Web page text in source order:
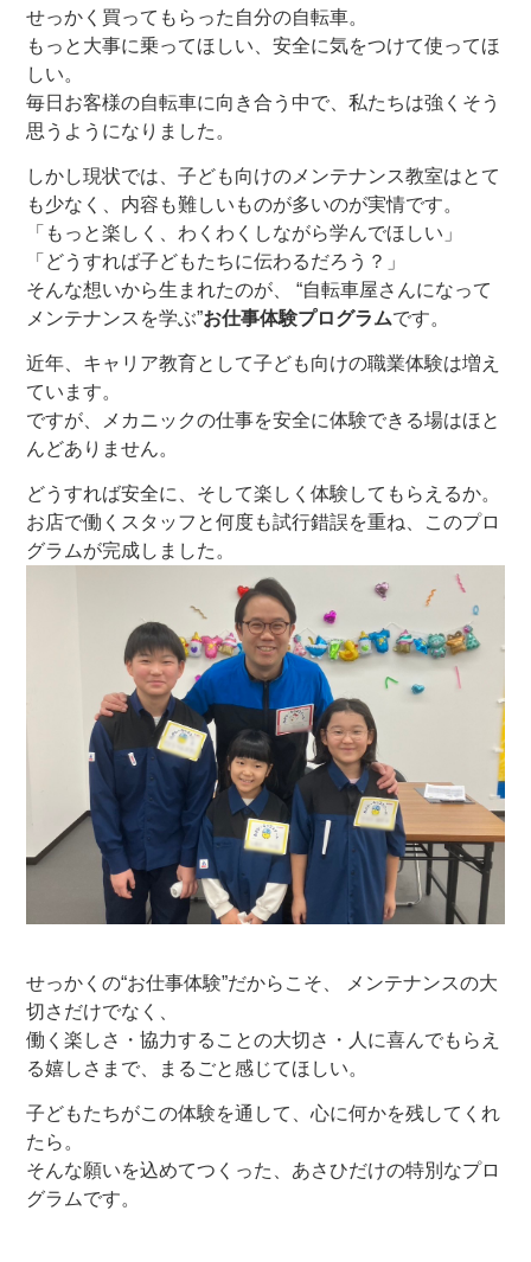
サイクルベースあさひのボディ洗車サービス
法人・団体様向けまとめ買いサービス
サイクルポーター出張修理・お届けサービス
おすすめ自転車保険
パーツ3980円以上お買い上げで送料無料
サイクルベースあさひ公式アプリ
ネットで注文、お店で受取り
アウトレット
自転車修理工賃
サイクルパートナー
安心・安全 あさひの自転車点検サービス
ネット通販サイトと店舗の違いをご紹介
店舗について
店舗検索
お知らせ
せっかく買ってもらった自分の自転車。
もっと大事に乗ってほしい、安全に気をつけて使ってほ
しい。
毎日お客様の自転車に向き合う中で、私たちは強くそう
思うようになりました。
しかし現状では、子ども向けのメンテナンス教室はとて
も少なく、内容も難しいものが多いのが実情です。
「もっと楽しく、わくわくしながら学んでほしい」
「どうすれば子どもたちに伝わるだろう？」
そんな想いから生まれたのが、“自転車屋さんになって
メンテナンスを学ぶ”お仕事体験プログラムです。
近年、キャリア教育として子ども向けの職業体験は増え
ています。
ですが、
メカニックの仕事を安全に体験できる場はほと
んどありません。
どうすれば安全に、そして楽しく体験してもらえるか。
お店で働くスタッフと何度も試行錯誤を重ね、このプロ
グラムが完成しました。
せっかくの“お仕事体験”だからこそ、 メンテナンスの大
切さだけでなく、
働く楽しさ・協力することの大切さ・人に喜んでもらえ
る嬉しさ まで、まるごと感じてほしい。
子どもたちがこの体験を通して、心に何かを残してくれ
たら。
そんな願いを込めてつくった、 あさひだけの特別なプロ
グラムです。